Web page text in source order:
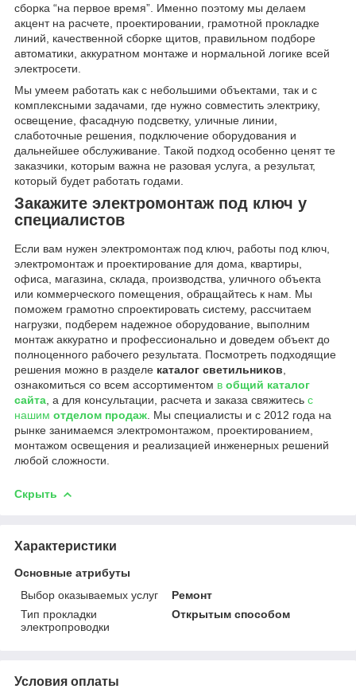
сборка “на первое время”. Именно поэтому мы делаем
акцент на расчете, проектировании, грамотной прокладке
линий, качественной сборке щитов, правильном подборе
автоматики, аккуратном монтаже и нормальной логике всей
электросети.
Мы умеем работать как с небольшими объектами, так и с
комплексными задачами, где нужно совместить электрику,
освещение, фасадную подсветку, уличные линии,
слаботочные решения, подключение оборудования и
дальнейшее обслуживание. Такой подход особенно ценят те
заказчики, которым важна не разовая услуга, а результат,
который будет работать годами.
Закажите электромонтаж под ключ у
специалистов
Если вам нужен электромонтаж под ключ, работы под ключ,
электромонтаж и проектирование для дома, квартиры,
офиса, магазина, склада, производства, уличного объекта
или коммерческого помещения, обращайтесь к нам. Мы
поможем грамотно спроектировать систему, рассчитаем
нагрузки, подберем надежное оборудование, выполним
монтаж аккуратно и профессионально и доведем объект до
полноценного рабочего результата. Посмотреть подходящие
решения можно в разделе каталог светильников
ознакомиться со всем ассортиментом в общий каталог
сайта , а для консультации, расчета и заказа свяжитесь с
нашим отделом продаж . Мы специалисты и с 2012 года на
рынке занимаемся электромонтажом, проектированием,
монтажом освещения и реализацией инженерных решений
любой сложности.
Скрыть
Характеристики
Основные атрибуты
Выбор оказываемых услуг
Ремонт
Тип прокладки
электропроводки
Открытым способом
Условия оплаты